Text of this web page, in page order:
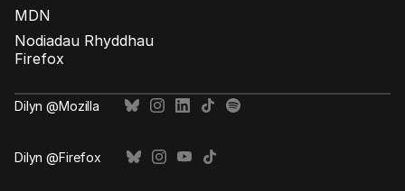
MDN
Nodiadau Rhyddhau
Firefox
Dilyn @Mozilla
Dilyn @Firefox